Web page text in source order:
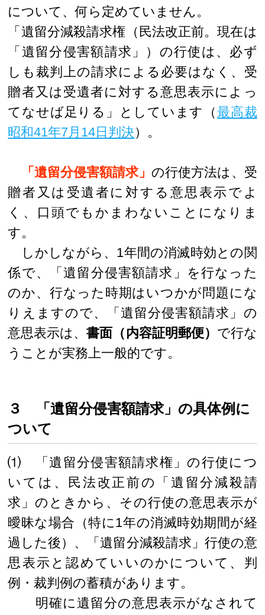
について、何ら定めていません。
「遺留分減殺請求権（民法改正前。現在は
「遺留分侵害額請求」）の行使は、必ず
しも裁判上の請求による必要はなく、受
贈者又は受遺者に対する意思表示によっ
てなせば足りる」としています（最高裁
昭和41年7月14日判決）。
「遺留分侵害額請求」の行使方法は、受
贈者又は受遺者に対する意思表示でよ
く、口頭でもかまわないことになりま
す。
しかしながら、1年間の消滅時効との関
係で、「遺留分侵害額請求」を行なった
のか、行なった時期はいつかが問題にな
りえますので、「遺留分侵害額請求」の
意思表示は、書面（内容証明郵便） で行な
うことが実務上一般的です。
３ 「遺留分侵害額請求」の具体例に
ついて
⑴ 「遺留分侵害額請求権」の行使につ
いては、民法改正前の「遺留分減殺請
求」のときから、その行使の意思表示が
曖昧な場合（特に1年の消滅時効期間が経
過した後）、「遺留分減殺請求」行使の意
思表示と認めていいのかについて、判
例・裁判例の蓄積があります。
明確に遺留分の意思表示がなされて